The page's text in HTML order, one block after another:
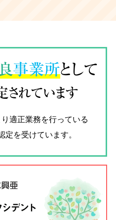
事業所として
されています
り適正業務を行っている
を受けています。